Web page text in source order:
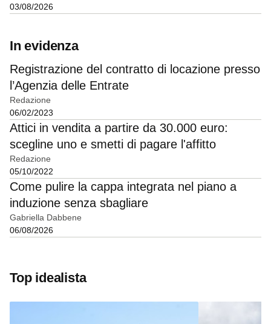
03/08/2026
In evidenza
Registrazione del contratto di locazione presso
l’Agenzia delle Entrate
Redazione
06/02/2023
Attici in vendita a partire da 30.000 euro:
scegline uno e smetti di pagare l'affitto
Redazione
05/10/2022
Come pulire la cappa integrata nel piano a
induzione senza sbagliare
Gabriella Dabbene
06/08/2026
Top idealista